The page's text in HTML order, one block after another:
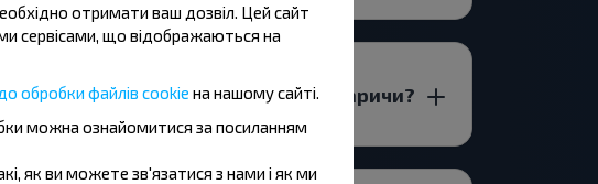
р-н ГРОДНЕНСКАЯ ОБЛ.-Озаричи?
отримати ваш дозвіл. Цей сайт
сервісами, що відображаються на
обробки файлів cookie на нашому сайті.
можна ознайомитися за посиланням
як ви можете зв'язатися з нами і як ми